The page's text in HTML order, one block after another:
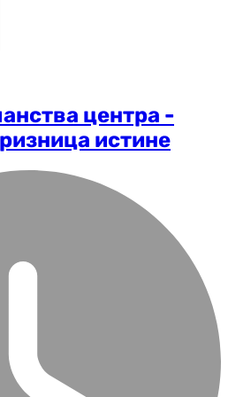
центра -
истине